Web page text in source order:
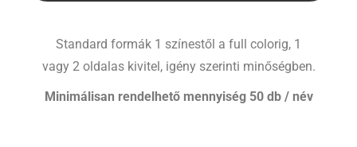
Standard formák 1 színestől a full colorig, 1
vagy 2 oldalas kivitel, igény szerinti minőségben.
Minimálisan rendelhető mennyiség 50 db / név